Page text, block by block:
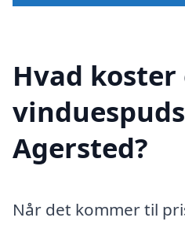
Hvad koster
Agersted?
Når det kommer til